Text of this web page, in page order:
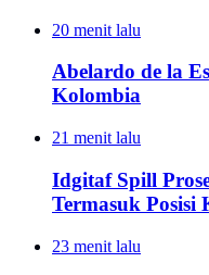
20 menit lalu
Abelardo de la
Kolombia
21 menit lalu
Idgitaf Spill
Termasuk
23 menit lalu